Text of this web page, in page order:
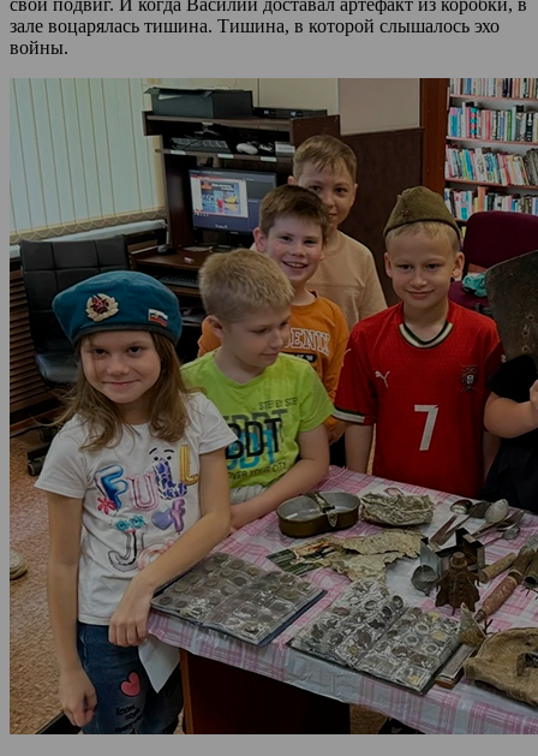
зале воцарялась тишина. Тишина, в которой слышалось эхо
войны.